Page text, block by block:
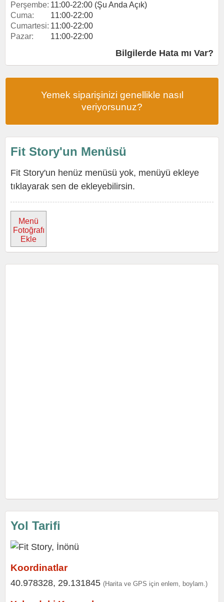
Perşembe: 11:00-22:00 (Şu Anda Açık)
Cuma:
11:00-22:00
Cumartesi: 11:00-22:00
Pazar:
11:00-22:00
Bilgilerde Hata mı Var?
Yemek siparişinizi genellikle nasıl
veriyorsunuz?
Fit Story'un Menüsü
Fit Story'un henüz menüsü yok, menüyü ekleye
tıklayarak sen de ekleyebilirsin.
Menü
Fotoğrafı
Ekle
Yol Tarifi
Koordinatlar
40.978328, 29.131845 (Harita ve GPS için enlem, boylam.)